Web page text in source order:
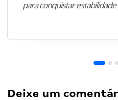
para conquistar
Deixe um